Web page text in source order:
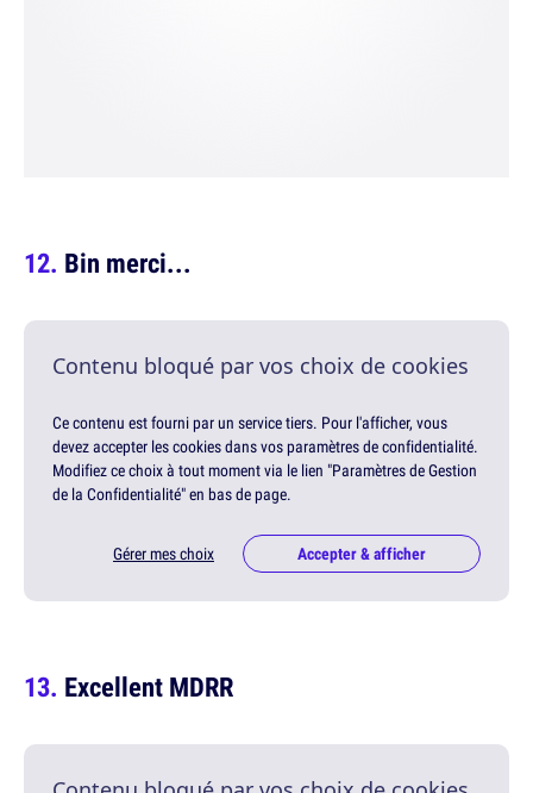
Bin merci...
Contenu bloqué par vos choix de cookies
Ce contenu est fourni par un service tiers. Pour l'afficher, vous
devez accepter les cookies dans vos paramètres de confidentialité.
Modifiez ce choix à tout moment via le lien "Paramètres de Gestion
de la Confidentialité" en bas de page.
Gérer mes choix Accepter & afficher
Excellent MDRR